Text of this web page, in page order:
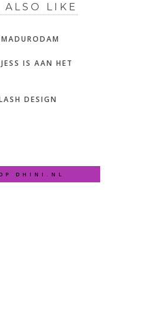
ALSO LIKE
IS AAN HET
DESIGN
DHINI.NL